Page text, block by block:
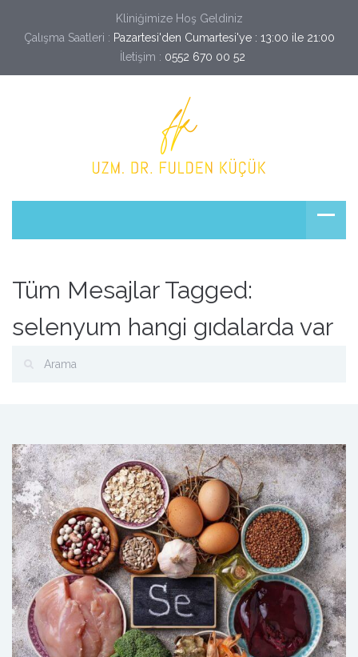
Kliniğimize Hoş Geldiniz
Çalışma Saatleri : Pazartesi'den Cumartesi'ye : 13:00 ile 21:00
İletişim : 0552 670 00 52
Tüm Mesajlar Tagged:
selenyum hangi gıdalarda var